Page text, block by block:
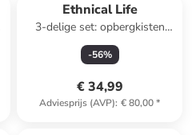
Ethnical Life
3-delige set: opbergkisten
lichtbruin
-56%
€ 34,99
Adviesprijs (AVP): € 80,00*